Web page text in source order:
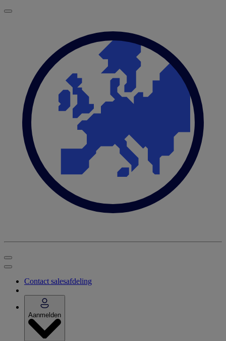
Contact salesafdeling
Aanmelden